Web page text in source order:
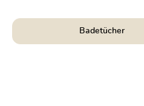
Badetücher